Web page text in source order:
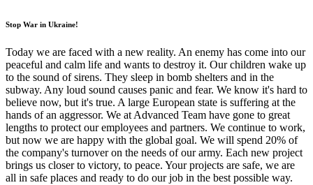
Stop War in Ukraine!
Today we are faced with a new reality. An enemy has come into our
peaceful and calm life and wants to destroy it. Our children wake up
to the sound of sirens. They sleep in bomb shelters and in the
subway. Any loud sound causes panic and fear. We know it's hard to
believe now, but it's true. A large European state is suffering at the
hands of an aggressor. We at Advanced Team have gone to great
lengths to protect our employees and partners. We continue to work,
but now we are happy with the global goal. We will spend 20% of
the company's turnover on the needs of our army. Each new project
brings us closer to victory, to peace. Your projects are safe, we are
all in safe places and ready to do our job in the best possible way.